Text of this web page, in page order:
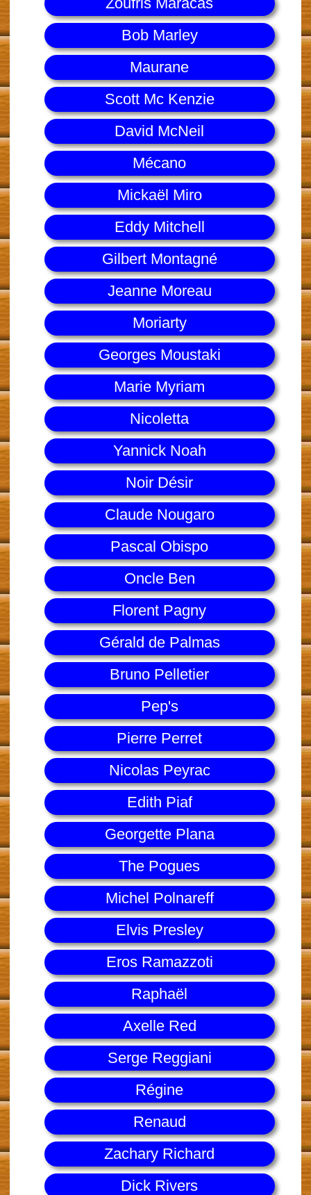
Bob Marley
Maurane
Scott Mc Kenzie
David McNeil
Mécano
Mickaël Miro
Eddy Mitchell
Gilbert Montagné
Jeanne Moreau
Moriarty
Georges Moustaki
Marie Myriam
Nicoletta
Yannick Noah
Noir Désir
Claude Nougaro
Pascal Obispo
Oncle Ben
Florent Pagny
Gérald de Palmas
Bruno Pelletier
Pep's
Pierre Perret
Nicolas Peyrac
Edith Piaf
Georgette Plana
The Pogues
Michel Polnareff
Elvis Presley
Eros Ramazzoti
Raphaël
Axelle Red
Serge Reggiani
Régine
Renaud
Zachary Richard
Dick Rivers